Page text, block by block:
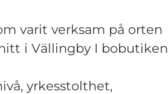
varit verksam på orten
i Vällingby I bobutiken
yrkesstolthet,